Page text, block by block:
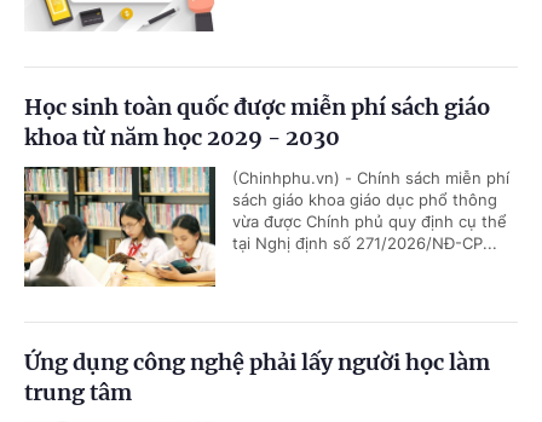
Học sinh toàn quốc được miễn phí sách giáo
khoa từ năm học 2029 - 2030
(Chinhphu.vn) - Chính sách miễn phí
sách giáo khoa giáo dục phổ thông
vừa được Chính phủ quy định cụ thể
tại Nghị định số 271/2026/NĐ-CP...
Ứng dụng công nghệ phải lấy người học làm
trung tâm